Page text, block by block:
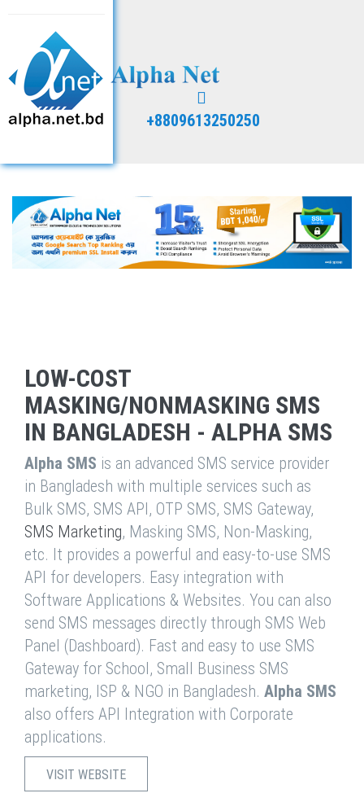
+8809613250250
LOW-COST
MASKING/NONMASKING SMS
IN BANGLADESH - ALPHA SMS
Alpha SMS is an advanced SMS service provider
in Bangladesh with multiple services such as
Bulk SMS, SMS API, OTP SMS, SMS Gateway,
SMS Marketing, Masking SMS, Non-Masking,
etc. It provides a powerful and easy-to-use SMS
API for developers. Easy integration with
Software Applications & Websites. You can also
send SMS messages directly through SMS Web
Panel (Dashboard). Fast and easy to use SMS
Gateway for School, Small Business SMS
marketing, ISP & NGO in Bangladesh. Alpha SMS
also offers API Integration with Corporate
applications.
VISIT WEBSITE